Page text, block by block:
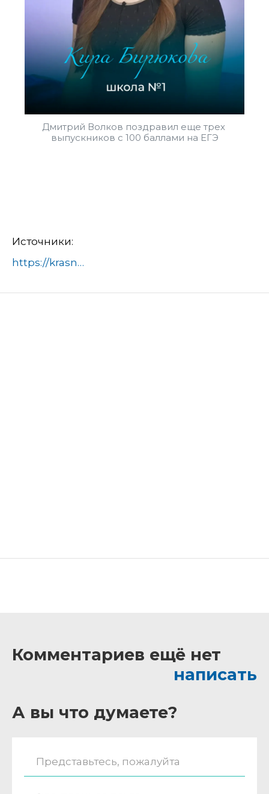
Дмитрий Волков поздравил еще трех
выпускников с 100 баллами на ЕГЭ
Источники:
https://krasnogorsk-adm.ru/news/dmitriy-volkov-pozdravil-esche-treh-vypusknikov-s-100-ballami-na-ege.html
Комментариев ещё нет
написать
А вы что думаете?